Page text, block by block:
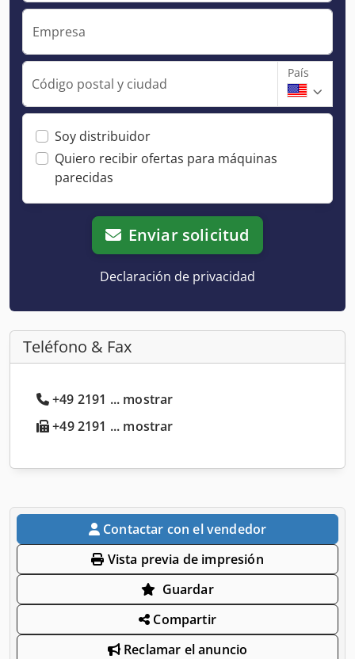
Empresa
Código postal y ciudad
País
Soy distribuidor
Quiero recibir ofertas para máquinas
parecidas
Enviar solicitud
Declaración de privacidad
Teléfono & Fax
+49 2191 ... mostrar
+49 2191 ... mostrar
Contactar con el vendedor
Vista previa de impresión
Guardar
Compartir
Reclamar el anuncio